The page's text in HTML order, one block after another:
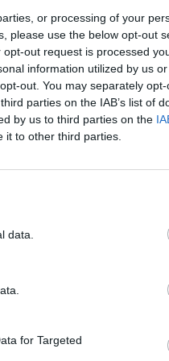
or processing of your
please use the below opt-out
out request is processed
information utilized by us
out. You may separately
parties on the IAB’s list of
by us to third parties on the
it to other third parties.
data.
for Targeted
Black Label